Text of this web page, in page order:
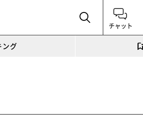
チャット
ング